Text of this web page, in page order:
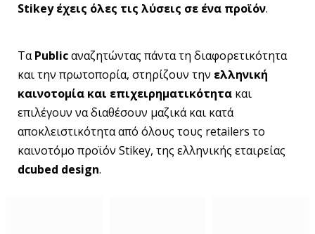
Stikeyέχεις όλες τις λύσεις σε ένα προϊόν.
ΤαPublicαναζητώντας πάντα τη διαφορετικότητα
και την πρωτοπορία, στηρίζουν την ελληνική
καινοτομία και επιχειρηματικότητα και
επιλέγουν να διαθέσουν μαζικά και κατά
αποκλειστικότητα από όλους τους retailers το
καινοτόμο προϊόν Stikey, της ελληνικής εταιρείας
dcubed design.